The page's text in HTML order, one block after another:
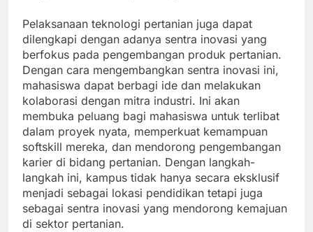
Pelaksanaan teknologi pertanian juga dapat
dilengkapi dengan adanya sentra inovasi yang
berfokus pada pengembangan produk pertanian.
Dengan cara mengembangkan sentra inovasi ini,
mahasiswa dapat berbagi ide dan melakukan
kolaborasi dengan mitra industri. Ini akan
membuka peluang bagi mahasiswa untuk terlibat
dalam proyek nyata, memperkuat kemampuan
softskill mereka, dan mendorong pengembangan
karier di bidang pertanian. Dengan langkah-
langkah ini, kampus tidak hanya secara eksklusif
menjadi sebagai lokasi pendidikan tetapi juga
sebagai sentra inovasi yang mendorong kemajuan
di sektor pertanian.